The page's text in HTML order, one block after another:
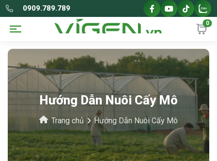
0909.789.789
0
Hướng Dẫn Nuôi Cấy Mô
Trang chủ Hướng Dẫn Nuôi Cấy Mô